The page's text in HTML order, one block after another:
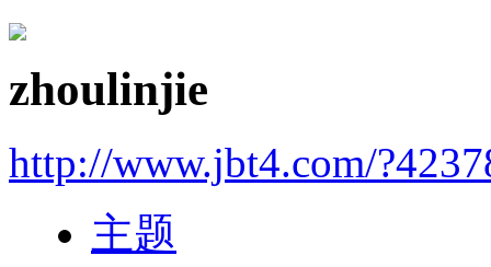
zhoulinjie
http://www.jbt4.com/
主题